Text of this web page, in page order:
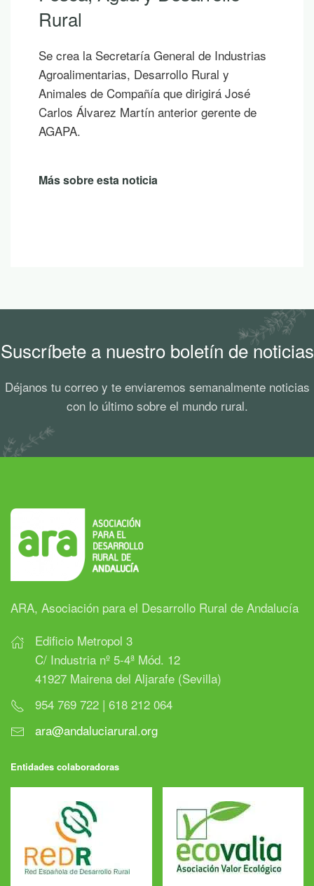
Si hoy es uno de esos días prometedores en
los que ya empiezas a saborear y planificar
publicaciones para leer junto al mar, bajo la
sombra de un árbol o mientras contemplas
un atardecer en la montaña.
Suscríbete a nuestro boletín de noticias
Déjanos tu correo y te enviaremos semanalmente noticias
con lo último sobre el mundo rural.
ARA, Asociación para el Desarrollo Rural de Andalucía
Edificio Metropol 3
C/ Industria nº 5-4ª Mód. 12
41927 Mairena del Aljarafe (Sevilla)
954 769 722 | 618 212 064
ara@andaluciarural.org
Entidades colaboradoras